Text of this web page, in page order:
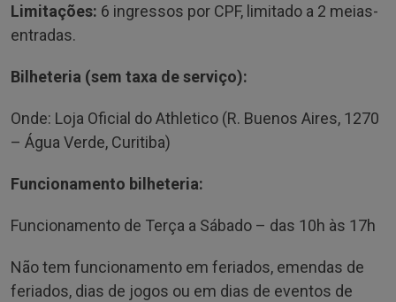
Limitações: 6 ingressos por CPF, limitado a 2 meias-
entradas.
Bilheteria (sem taxa de serviço):
Onde: Loja Oficial do Athletico (R. Buenos Aires, 1270
– Água Verde, Curitiba)
Funcionamento bilheteria:
Funcionamento de Terça a Sábado – das 10h às 17h
Não tem funcionamento em feriados, emendas de
feriados, dias de jogos ou em dias de eventos de